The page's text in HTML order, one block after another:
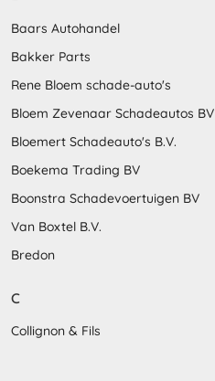
Baars Autohandel
Bakker Parts
Rene Bloem schade-auto's
Bloem Zevenaar Schadeautos BV
Bloemert Schadeauto's B.V.
Boekema Trading BV
Boonstra Schadevoertuigen BV
Van Boxtel B.V.
Bredon
C
Collignon & Fils